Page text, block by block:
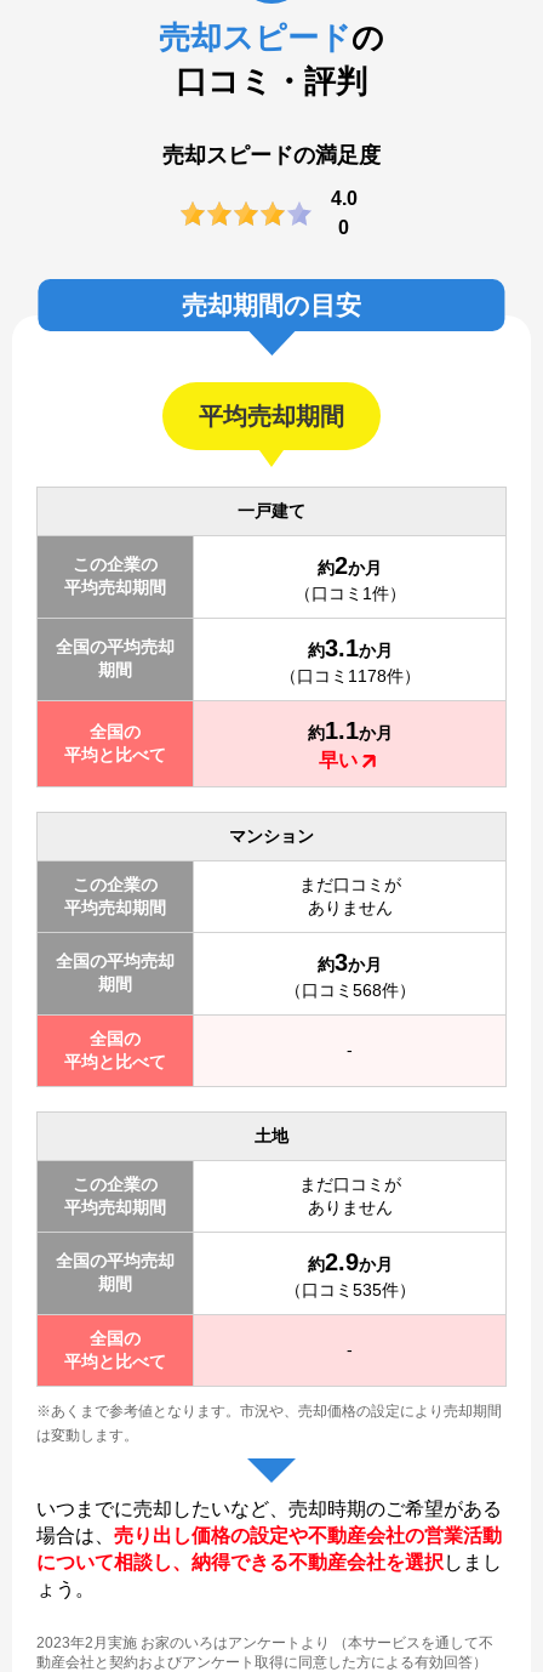
売却スピードの
口コミ・評判
売却スピードの満足度
4.0
0
売却期間の目安
平均売却期間
一戸建て
この企業の
平均売却期間
約2か月
（口コミ1件）
全国の平均売却
期間
約3.1か月
（口コミ1178件）
全国の
平均と比べて
約1.1か月
早い
マンション
この企業の
平均売却期間
まだ口コミが
ありません
全国の平均売却
期間
約3か月
（口コミ568件）
全国の
平均と比べて
-
土地
この企業の
平均売却期間
まだ口コミが
ありません
全国の平均売却
期間
約2.9か月
（口コミ535件）
全国の
平均と比べて
-
※あくまで参考値となります。 市況や、売却価格の設定により売却期間
は変動します。
いつまでに売却したいなど、売却時期のご希望がある
場合は、 売り出し価格の設定や不動産会社の営業活動
について相談し、納得できる不動産会社を選択 しまし
ょう。
2023年2月実施 お家のいろはアンケートより （本サービスを通して不
動産会社と契約およびアンケート取得に同意した方による有効回答）